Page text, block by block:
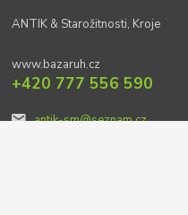
ANTIK & Starožitnosti, Kroje
www.bazaruh.cz
+420 777 556 590
antik-sm@seznam.cz